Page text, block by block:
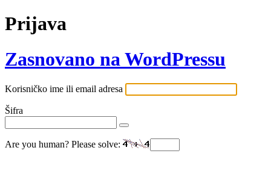
Prijava
Zasnovano na WordPressu
Korisničko ime ili email adresa
Šifra
Are you human? Please solve: